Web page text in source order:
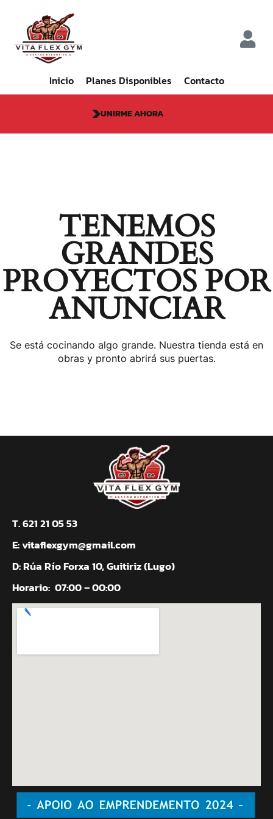
Inicio Planes Disponibles Contacto
UNIRME AHORA
TENEMOS
GRANDES
PROYECTOS POR
ANUNCIAR
Se está cocinando algo grande. Nuestra tienda está en
obras y pronto abrirá sus puertas.
T. 621 21 05 53
E:vitaflexgym@gmail.com
D: Rúa Río Forxa 10, Guitiriz (Lugo)
Horario: 07:00 – 00:00